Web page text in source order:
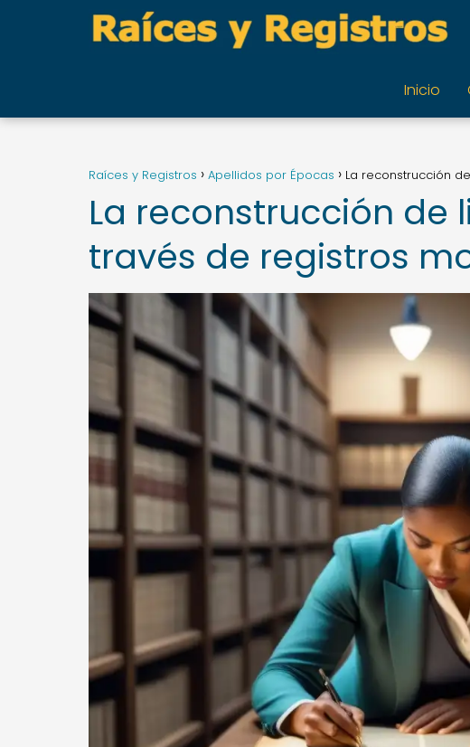
Inicio
Raíces y Registros Apellidos por Épocas La reconstrucción
La reconstrucción de
través de registros